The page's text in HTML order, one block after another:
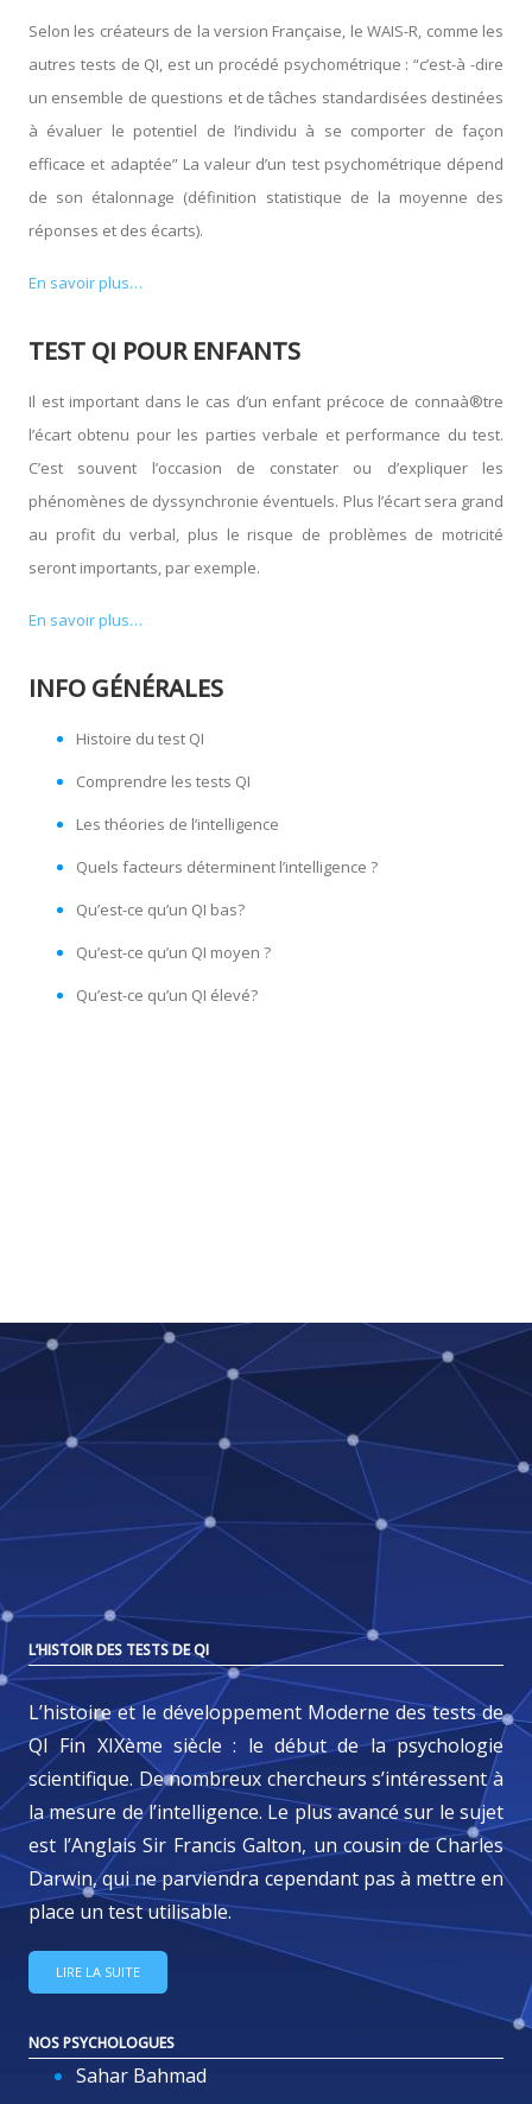
Selon les créateurs de la version Française, le WAIS-R, comme les
autres tests de QI, est un procédé psychométrique : “c’est-à -dire
un ensemble de questions et de tâches standardisées destinées
à évaluer le potentiel de l’individu à se comporter de façon
efficace et adaptée” La valeur d’un test psychométrique dépend
de son étalonnage (définition statistique de la moyenne des
réponses et des écarts).
En savoir plus…
TEST QI POUR ENFANTS
Il est important dans le cas d’un enfant précoce de connaà®tre
l’écart obtenu pour les parties verbale et performance du test.
C’est souvent l’occasion de constater ou d’expliquer les
phénomènes de dyssynchronie éventuels. Plus l’écart sera grand
au profit du verbal, plus le risque de problèmes de motricité
seront importants, par exemple.
En savoir plus…
INFO GÉNÉRALES
Histoire du test QI
Comprendre les tests QI
Les théories de l’intelligence
Quels facteurs déterminent l’intelligence ?
Qu’est-ce qu’un QI bas?
Qu’est-ce qu’un QI moyen ?
Qu’est-ce qu’un QI élevé?
L’HISTOIR DES TESTS DE QI
L’histoire et le développement Moderne des tests de
QI Fin XIXème siècle : le début de la psychologie
scientifique. De nombreux chercheurs s’intéressent à
la mesure de l’intelligence. Le plus avancé sur le sujet
est l’Anglais Sir Francis Galton, un cousin de Charles
Darwin, qui ne parviendra cependant pas à mettre en
place un test utilisable.
LIRE LA SUITE
NOS PSYCHOLOGUES
Sahar Bahmad